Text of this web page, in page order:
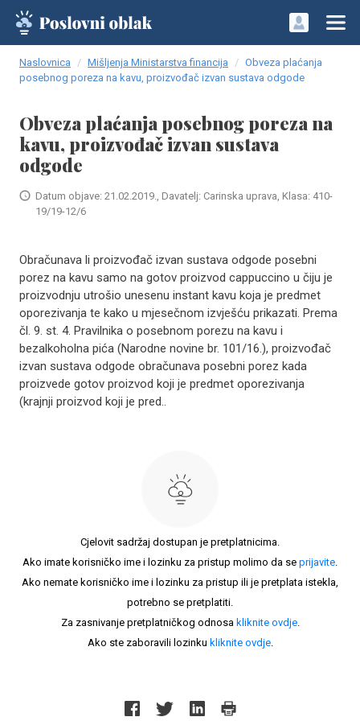
Naslovnica Mišljenja Ministarstva financija
Obveza plaćanja
posebnog poreza na kavu, proizvođač izvan sustava odgode
Obveza plaćanja posebnog poreza na
kavu, proizvođač izvan sustava
odgode
Datum objave: 21.02.2019., Davatelj: Carinska uprava, Klasa: 410-
19/19-12/6
Obračunava li proizvođač izvan sustava odgode posebni
porez na kavu samo na gotov proizvod cappuccino u čiju je
proizvodnju utrošio unesenu instant kavu koja je predmet
oporezivanja te kako u mjesečnom izvješću prikazati. Prema
čl. 9. st. 4. Pravilnika o posebnom porezu na kavu i
bezalkoholna pića (Narodne novine br. 101/16.), proizvođač
izvan sustava odgode obračunava posebni porez kada
proizvede gotov proizvod koji je predmet oporezivanja
(krajnji proizvod koji je pred..
Cjelovit sadržaj dostupan je pretplatnicima.
Ako imate korisničko ime i lozinku za pristup molimo da se prijavite.
Ako nemate korisničko ime i lozinku za pristup ili je pretplata istekla,
potrebno se pretplatiti.
Za zasnivanje pretplatničkog odnosa kliknite ovdje.
Ako ste zaboravili lozinku kliknite ovdje.